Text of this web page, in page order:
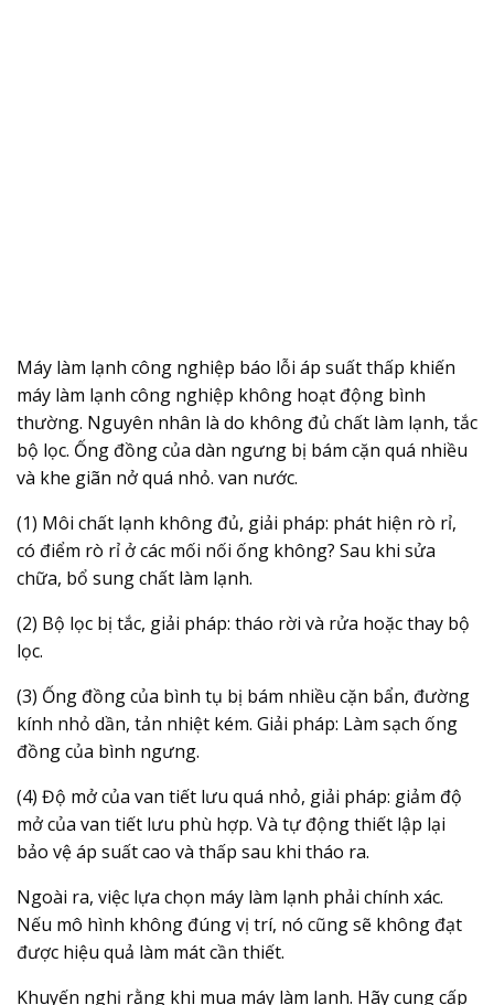
Máy làm lạnh công nghiệp báo lỗi áp suất thấp khiến
máy làm lạnh công nghiệp không hoạt động bình
thường. Nguyên nhân là do không đủ chất làm lạnh, tắc
bộ lọc. Ống đồng của dàn ngưng bị bám cặn quá nhiều
và khe giãn nở quá nhỏ. van nước.
(1) Môi chất lạnh không đủ, giải pháp: phát hiện rò rỉ,
có điểm rò rỉ ở các mối nối ống không? Sau khi sửa
chữa, bổ sung chất làm lạnh.
(2) Bộ lọc bị tắc, giải pháp: tháo rời và rửa hoặc thay bộ
lọc.
(3) Ống đồng của bình tụ bị bám nhiều cặn bẩn, đường
kính nhỏ dần, tản nhiệt kém. Giải pháp: Làm sạch ống
đồng của bình ngưng.
(4) Độ mở của van tiết lưu quá nhỏ, giải pháp: giảm độ
mở của van tiết lưu phù hợp. Và tự động thiết lập lại
bảo vệ áp suất cao và thấp sau khi tháo ra.
Ngoài ra, việc lựa chọn máy làm lạnh phải chính xác.
Nếu mô hình không đúng vị trí, nó cũng sẽ không đạt
được hiệu quả làm mát cần thiết.
Khuyến nghị rằng khi mua máy làm lạnh. Hãy cung cấp